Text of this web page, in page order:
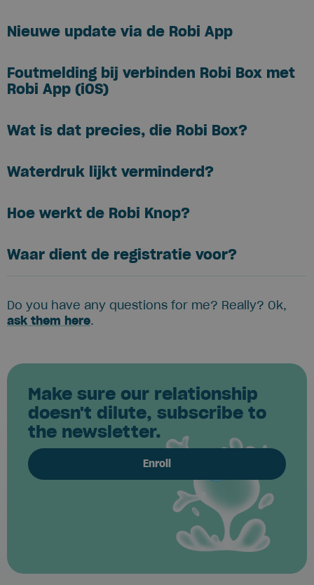
Nieuwe update via de Robi App
Foutmelding bij verbinden Robi Box met
Robi App (iOS)
Wat is dat precies, die Robi Box?
Waterdruk lijkt verminderd?
Hoe werkt de Robi Knop?
Waar dient de registratie voor?
Do you have any questions for me? Really? Ok,
ask them here.
Make sure our relationship
doesn't dilute, subscribe to
the newsletter.
Enroll